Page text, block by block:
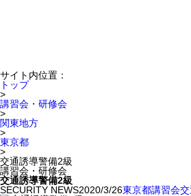
サイト内位置：
トップ
>
講習会・研修会
>
関東地方
>
東京都
>
交通誘導警備2級
講習会・研修会
交通誘導警備2級
SECURITY NEWS2020/3/26東京都講習会